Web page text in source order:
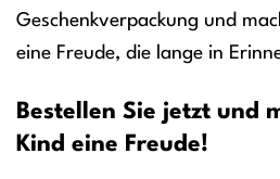
Geschenkverpackung und
eine Freude, die lange in
Bestellen Sie jetzt und
Kind eine Freude!